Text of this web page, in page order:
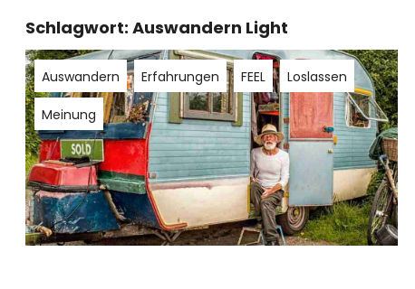
Schlagwort: Auswandern Light
Auswandern Erfahrungen FEEL Loslassen
Meinung